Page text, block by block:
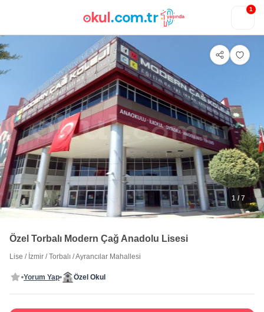
1
1 / 7
Özel Torbalı Modern Çağ Anadolu Lisesi
Lise / İzmir /Torbalı /Ayrancılar Mahallesi
Yorum Yap Özel Okul